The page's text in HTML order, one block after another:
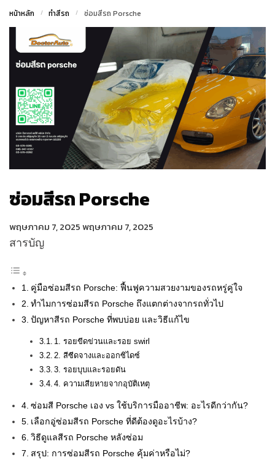
หน้าหลัก / ทำสีรถ / ซ่อมสีรถ Porsche
ซ่อมสีรถ Porsche
พฤษภาคม 7, 2025พฤษภาคม 7, 2025
สารบัญ
คู่มือซ่อมสีรถ Porsche: ฟื้นฟูความสวยงามของรถหรู่คู่ใจ
ทำไมการซ่อมสีรถ Porsche ถึงแตกต่างจากรถทั่วไป
ปัญหาสีรถ Porsche ที่พบบ่อย และวิธีแก้ไข
1. รอยขีดข่วนและรอย swirl
2. สีซีดจางและออกซิไดซ์
3. รอยบุบและรอยดัน
4. ความเสียหายจากอุบัติเหตุ
ซ่อมสี Porsche เอง vs ใช้บริการมืออาชีพ: อะไรดีกว่ากัน?
เลือกอู่ซ่อมสีรถ Porsche ที่ดีต้องดูอะไรบ้าง?
วิธีดูแลสีรถ Porsche หลังซ่อม
สรุป: การซ่อมสีรถ Porsche คุ้มค่าหรือไม่?